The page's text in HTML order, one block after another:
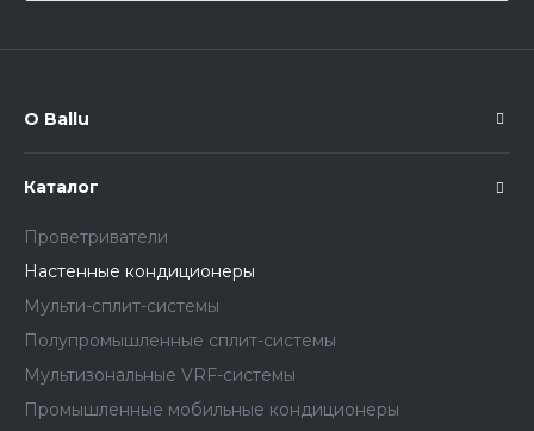
О Ballu
Каталог
Проветриватели
Настенные кондиционеры
Мульти-сплит-системы
Полупромышленные сплит-системы
Мультизональные VRF-системы
Промышленные мобильные кондиционеры